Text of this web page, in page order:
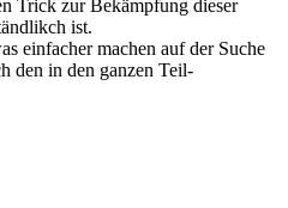
Trick zur Bekämpfung dieser
ist.
einfacher machen auf der Suche
den in den ganzen Teil-